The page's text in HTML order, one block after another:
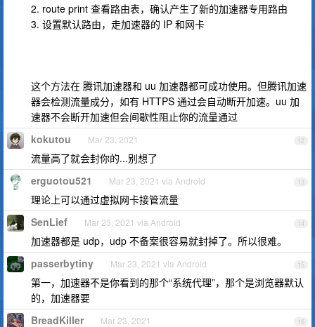
2. route print 查看路由表，确认产生了新的加速器专用路由
3. 设置默认路由，走加速器的 IP 和网卡
这个方法在 腾讯加速器和 uu 加速器都可成功使用。但腾讯加速
器会检测流量成分，如有 HTTPS 通过会自动断开加速。uu 加
速器不会断开加速但会间歇性阻止你的流量通过
12
kokutou Mar 23, 2021
流量高了就会封你的...别想了
13
erguotou521 Mar 23, 2021 via Android
理论上可以通过虚拟网卡接管流量
14
SenLief Mar 23, 2021 via Android
加速器都是 udp，udp 不备案很容易就封掉了。所以很难。
15
passerbytiny Mar 23, 2021 via Android
第一，加速器不是你看到的那个“系统代理”，那个是浏览器默认
的，加速器要
16
BreadKiller Mar 23, 2021